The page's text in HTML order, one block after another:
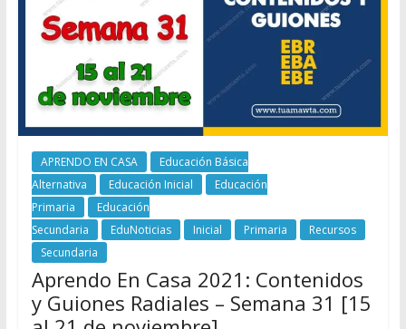
APRENDO EN CASA
Educación Básica
Alternativa
Educación Inicial
Educación
Primaria
Educación
Secundaria
EduNoticias Inicial Primaria
Recursos
Secundaria
Aprendo En Casa 2021: Contenidos
y Guiones Radiales – Semana 31 [15